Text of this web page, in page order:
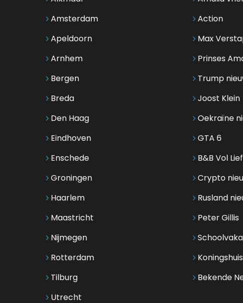
Amsterdam
Apeldoorn
Arnhem
Bergen
Breda
Den Haag
Eindhoven
Enschede
Groningen
Haarlem
Maastricht
Nijmegen
Rotterdam
Tilburg
Utrecht
Action
Max
Prinses
Trump
Joost Klein
Oekraïne
GTA 6
B&B Vol
Crypto
Rusland
Peter Gillis
Koningshuis
Bekende